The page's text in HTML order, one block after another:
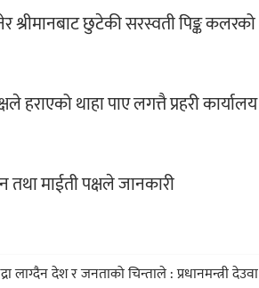
छुटेकी सरस्वती पिङ्क कलरको
थाहा पाए लगत्तै प्रहरी कार्यालय
तथा माईती पक्षले जानकारी
लाग्दैन देश र जनताको चिन्ताले : प्रधानमन्त्री देउवा